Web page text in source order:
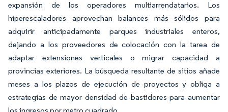
expansión de los operadores multiarrendatarios. Los
hiperescaladores aprovechan balances más sólidos para
adquirir anticipadamente parques industriales enteros,
dejando a los proveedores de colocación con la tarea de
adaptar extensiones verticales o migrar capacidad a
provincias exteriores. La búsqueda resultante de sitios añade
meses a los plazos de ejecución de proyectos y obliga a
estrategias de mayor densidad de bastidores para aumentar